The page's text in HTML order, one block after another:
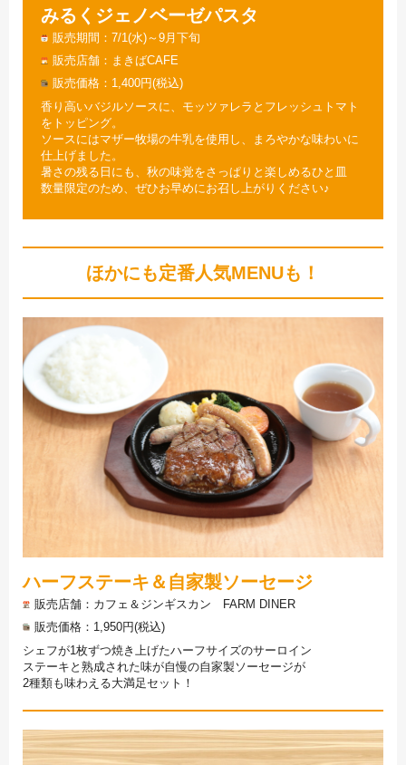
みるくジェノベーゼパスタ
販売期間
7/1(水)～9月下旬
販売店舗
まきばCAFE
販売価格
1,400円(税込)
香り高いバジルソースに、モッツァレラとフレッシュトマト
をトッピング。
ソースにはマザー牧場の牛乳を使用し、まろやかな味わいに
仕上げました。
暑さの残る日にも、秋の味覚をさっぱりと楽しめるひと皿
数量限定のため、ぜひお早めにお召し上がりください♪
ほかにも定番人気MENUも！
ハーフステーキ＆自家製ソーセージ
販売店舗
カフェ＆ジンギスカン FARM DINER
販売価格
1,950円(税込)
シェフが1枚ずつ焼き上げたハーフサイズのサーロイン
ステーキと熟成された味が自慢の自家製ソーセージが
2種類も味わえる大満足セット！